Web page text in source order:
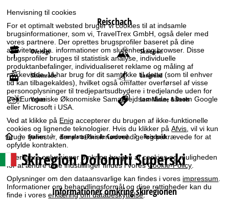
Henvisning til cookies
For et optimalt websted bruger vi cookies til at indsamle
brugsinformationer, som vi, TravelTrex GmbH, også deler med
vores partnere. Der oprettes brugsprofiler baseret på dine
aktiviteter vha. informationer om slutenhed og browser. Disse
brugsprofiler bruges til statistisk analyse, individuelle
produktanbefalinger, individualiseret reklame og måling af
rækkevidde. Vi har brug for dit samtykke til dette (som til enhver
tid kan tilbagekaldes), hvilket også omfatter overførsel af visse
personoplysninger til tredjepartsudbydere i tredjelande uden for
Det Europæiske Økonomiske Samarbejdsområde, såsom Google
eller Microsoft i USA.
Ved at klikke på Enig accepterer du brugen af ikke-funktionelle
cookies og lignende teknologier. Hvis du klikker påAfvis , vil vi kun
bruge tjenester, der er teknisk nødvendige og påkrævede for at
opfylde kontrakten.
Yderligere oplysninger omkring brugen af cookies og muligheden
for at ændre dine indstillinger findes i voresCookie-Policy
Oplysninger om den dataansvarlige kan findes i vores impressum
Informationer om behandlingsformål og dine rettigheder kan du
finde i voreserklæring om databeskyttelse.
Reischach
Oversigt Skiregion
Skiområde Langrend
Vejret Last-Minute & Deals
S
t
a
r
Italien Kronplatz (Plan de Corones) Reischach
Skiregion Dolomiti Superski
Informationer omkring skiregionen